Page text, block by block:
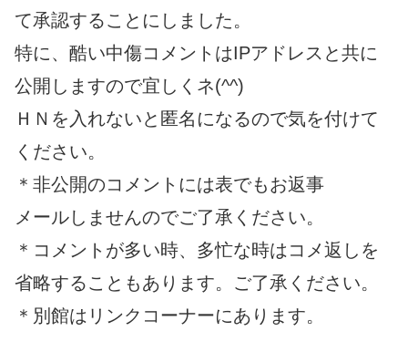
て承認することにしました。
特に、酷い中傷コメントはIPアドレスと共に
公開しますので宜しくネ(^^)
ＨＮを入れないと匿名になるので気を付けて
ください。
＊非公開のコメントには表でもお返事
メールしませんのでご了承ください。
＊コメントが多い時、多忙な時はコメ返しを
省略することもあります。ご了承ください。
＊別館はリンクコーナーにあります。